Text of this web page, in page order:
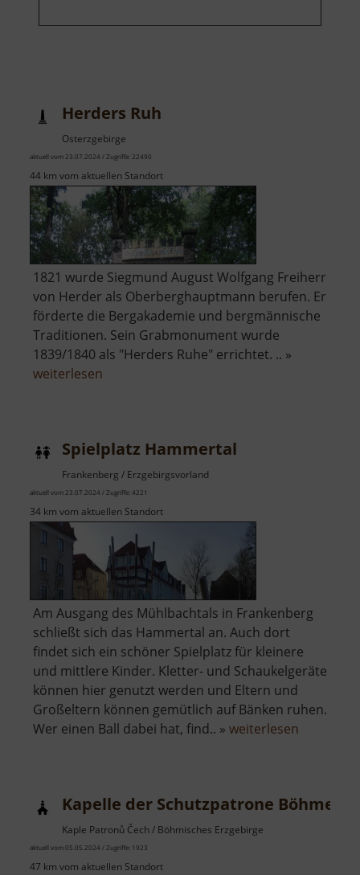
Herders Ruh
Osterzgebirge
aktuell vom 23.07.2024 / Zugriffe: 22490
44 km vom aktuellen Standort
1821 wurde Siegmund August Wolfgang Freiherr
von Herder als Oberberghauptmann berufen. Er
förderte die Bergakademie und bergmännische
Traditionen. Sein Grabmonument wurde
1839/1840 als "Herders Ruhe" errichtet. .. »
weiterlesen
Spielplatz Hammertal
Frankenberg / Erzgebirgsvorland
aktuell vom 23.07.2024 / Zugriffe: 4221
34 km vom aktuellen Standort
Am Ausgang des Mühlbachtals in Frankenberg
schließt sich das Hammertal an. Auch dort
findet sich ein schöner Spielplatz für kleinere
und mittlere Kinder. Kletter- und Schaukelgeräte
können hier genutzt werden und Eltern und
Großeltern können gemütlich auf Bänken ruhen.
Wer einen Ball dabei hat, find.. » weiterlesen
Kapelle der Schutzpatrone Böhmens
Kaple Patronů Čech / Böhmisches Erzgebirge
aktuell vom 05.05.2024 / Zugriffe: 1923
47 km vom aktuellen Standort